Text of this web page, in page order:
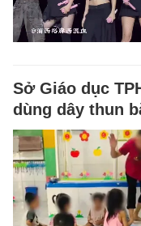
Sở Giáo dục
dùng dây thun